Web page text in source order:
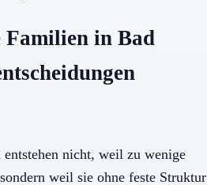
in Bad
nicht, weil zu wenige
weil sie ohne feste Struktur